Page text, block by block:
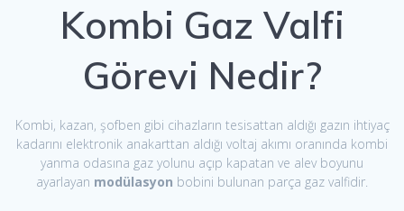
Kombi Gaz Valfi
Görevi Nedir?
Kombi, kazan, şofben gibi cihazların tesisattan aldığı gazın ihtiyaç
kadarını elektronik anakarttan aldığı voltaj akımı oranında kombi
yanma odasına gaz yolunu açıp kapatan ve alev boyunu
ayarlayan modülasyon bobini bulunan parça gaz valfidir.